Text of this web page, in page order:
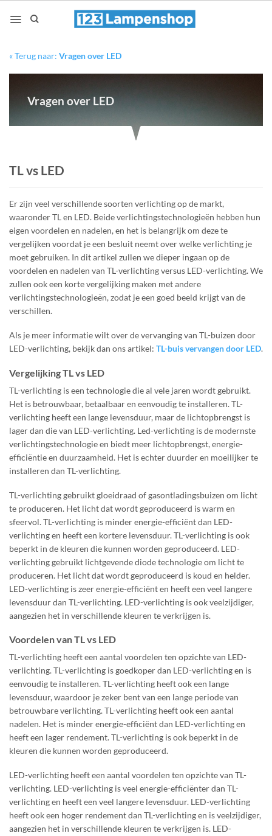
naar
« Terug naar: Vragen over LED
Vragen over LED
TL vs LED
Er zijn veel verschillende soorten verlichting op de markt,
waaronder TL en LED. Beide verlichtingstechnologieën hebben hun
eigen voordelen en nadelen, en het is belangrijk om deze te
vergelijken voordat je een besluit neemt over welke verlichting je
moet gebruiken. In dit artikel zullen we dieper ingaan op de
voordelen en nadelen van TL-verlichting versus LED-verlichting. We
zullen ook een korte vergelijking maken met andere
verlichtingstechnologieën, zodat je een goed beeld krijgt van de
verschillen.
Als je meer informatie wilt over de vervanging van TL-buizen door
LED-verlichting, bekijk dan ons artikel: TL-buis vervangen door LED.
Vergelijking TL vs LED
TL-verlichting is een technologie die al vele jaren wordt gebruikt.
Het is betrouwbaar, betaalbaar en eenvoudig te installeren. TL-
verlichting heeft een lange levensduur, maar de lichtopbrengst is
lager dan die van LED-verlichting. Led-verlichting is de modernste
verlichtingstechnologie en biedt meer lichtopbrengst, energie-
efficiëntie en duurzaamheid. Het is echter duurder en moeilijker te
installeren dan TL-verlichting.
TL-verlichting gebruikt gloeidraad of gasontladingsbuizen om licht
te produceren. Het licht dat wordt geproduceerd is warm en
sfeervol. TL-verlichting is minder energie-efficiënt dan LED-
verlichting en heeft een kortere levensduur. TL-verlichting is ook
beperkt in de kleuren die kunnen worden geproduceerd. LED-
verlichting gebruikt lichtgevende diode technologie om licht te
produceren. Het licht dat wordt geproduceerd is koud en helder.
LED-verlichting is zeer energie-efficiënt en heeft een veel langere
levensduur dan TL-verlichting. LED-verlichting is ook veelzijdiger,
aangezien het in verschillende kleuren te verkrijgen is.
Voordelen van TL vs LED
TL-verlichting heeft een aantal voordelen ten opzichte van LED-
verlichting. TL-verlichting is goedkoper dan LED-verlichting en is
eenvoudig te installeren. TL-verlichting heeft ook een lange
levensduur, waardoor je zeker bent van een lange periode van
betrouwbare verlichting. TL-verlichting heeft ook een aantal
nadelen. Het is minder energie-efficiënt dan LED-verlichting en
heeft een lager rendement. TL-verlichting is ook beperkt in de
kleuren die kunnen worden geproduceerd.
LED-verlichting heeft een aantal voordelen ten opzichte van TL-
verlichting. LED-verlichting is veel energie-efficiënter dan TL-
verlichting en heeft een veel langere levensduur. LED-verlichting
heeft ook een hoger rendement dan TL-verlichting en is veelzijdiger,
aangezien het in verschillende kleuren te verkrijgen is. LED-